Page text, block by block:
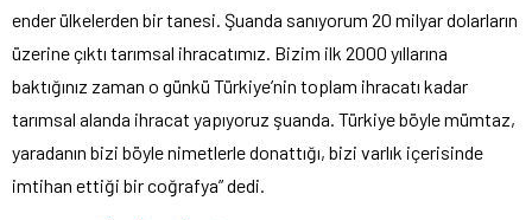
ender ülkelerden bir tanesi. Şuanda sanıyorum 20 milyar dolarların
üzerine çıktı tarımsal ihracatımız. Bizim ilk 2000 yıllarına
baktığınız zaman o günkü Türkiye’nin toplam ihracatı kadar
tarımsal alanda ihracat yapıyoruz şuanda. Türkiye böyle mümtaz,
yaradanın bizi böyle nimetlerle donattığı, bizi varlık içerisinde
imtihan ettiği bir coğrafya” dedi.